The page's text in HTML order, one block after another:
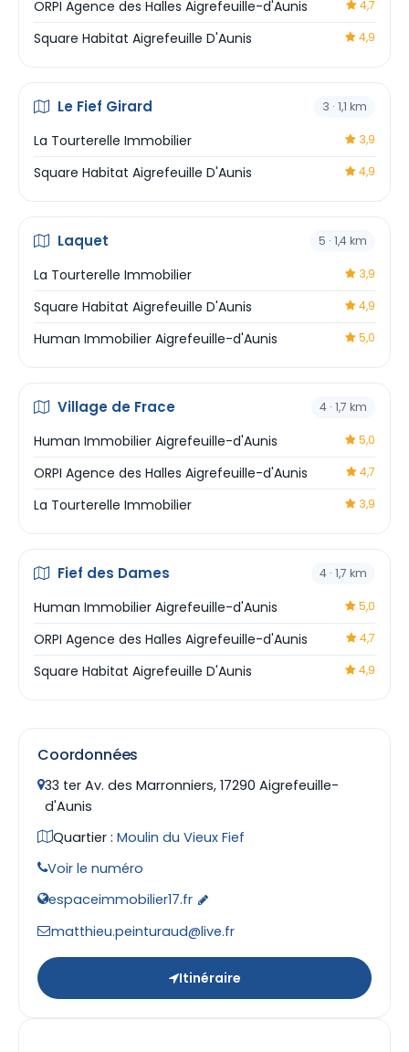
ORPI Agence des Halles Aigrefeuille-d'Aunis 4,7
Square Habitat Aigrefeuille D'Aunis 4,9
Le Fief Girard 3 · 1,1 km
La Tourterelle Immobilier 3,9
Square Habitat Aigrefeuille D'Aunis 4,9
Laquet 5 · 1,4 km
La Tourterelle Immobilier 3,9
Square Habitat Aigrefeuille D'Aunis 4,9
Human Immobilier Aigrefeuille-d'Aunis 5,0
Village de Frace 4 · 1,7 km
Human Immobilier Aigrefeuille-d'Aunis 5,0
ORPI Agence des Halles Aigrefeuille-d'Aunis 4,7
La Tourterelle Immobilier 3,9
Fief des Dames 4 · 1,7 km
Human Immobilier Aigrefeuille-d'Aunis 5,0
ORPI Agence des Halles Aigrefeuille-d'Aunis 4,7
Square Habitat Aigrefeuille D'Aunis 4,9
Coordonnées
33 ter Av. des Marronniers, 17290 Aigrefeuille-
d'Aunis
Quartier : Moulin du Vieux Fief
Voir le numéro
espaceimmobilier17.fr
matthieu.peinturaud@live.fr
Itinéraire